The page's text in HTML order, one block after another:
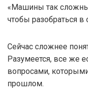
«Машины так
чтобы разобраться в
Сейчас сложнее
Разумеется, все же
вопросами,
прошлом.